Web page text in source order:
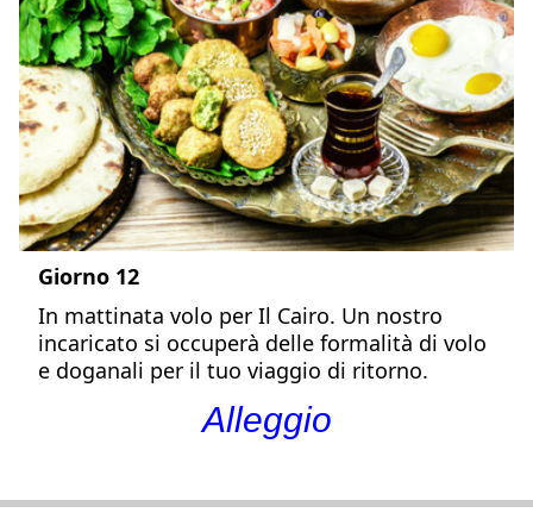
Giorno 12
In mattinata volo per Il Cairo. Un nostro
incaricato si occuperà delle formalità di volo
e doganali per il tuo viaggio di ritorno.
Alleggio